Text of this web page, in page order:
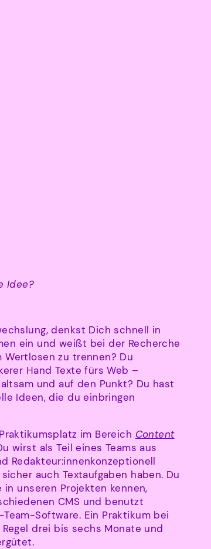
Idee?
denkst Dich schnell in
ein und weißt bei der Recherche
Wertlosen zu trennen? Du
Hand Texte fürs Web –
und auf den Punkt? Du hast
Ideen, die du einbringen
im Bereich Content
wirst als Teil eines Teams aus
Redakteur:innenkonzeptionell
auch Textaufgaben haben. Du
unseren Projekten kennen,
CMS und benutzt
Software. Ein Praktikum bei
drei bis sechs Monate und